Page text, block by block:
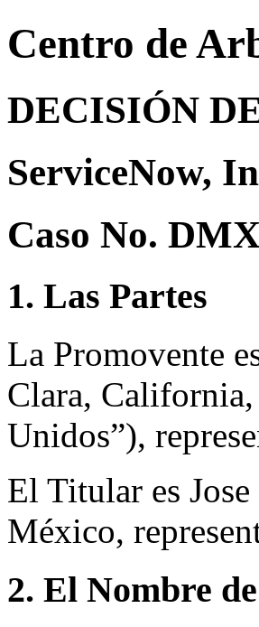
Centro de
DECISIÓN
ServiceNow,
Caso No.
1. Las Partes
La Promovente
Clara, California,
Unidos”),
El Titular es
México,
2. El Nombre